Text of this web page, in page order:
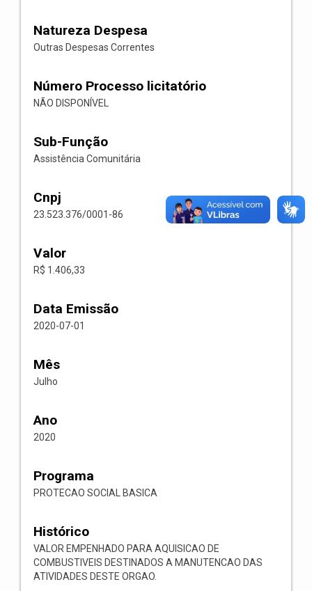
Natureza Despesa
Outras Despesas Correntes
Número Processo licitatório
NÃO DISPONÍVEL
Sub-Função
Assistência Comunitária
Cnpj
23.523.376/0001-86
Valor
R$ 1.406,33
Data Emissão
2020-07-01
Mês
Julho
Ano
2020
Programa
PROTECAO SOCIAL BASICA
Histórico
VALOR EMPENHADO PARA AQUISICAO DE
COMBUSTIVEIS DESTINADOS A MANUTENCAO DAS
ATIVIDADES DESTE ORGAO.